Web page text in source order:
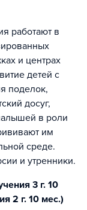
работают в
и центрах
детей с
поделок,
досуг,
в роли
им
среде.
и утренники.
3 г. 10
2 г. 10 мес.)